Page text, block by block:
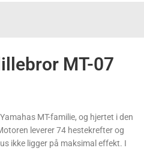
MT-07
MT-familie, og hjertet i den
leverer 74 hestekrefter og
ikke ligger på maksimal effekt. I